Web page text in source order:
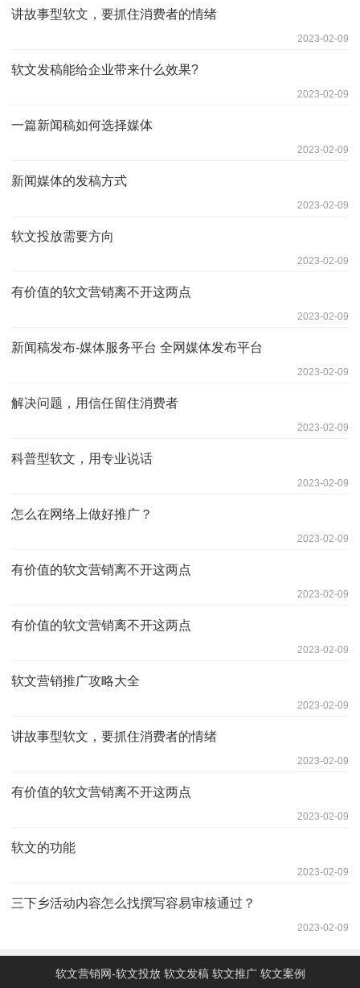
讲故事型软文，要抓住消费者的情绪
2023-02-09
软文发稿能给企业带来什么效果?
2023-02-09
一篇新闻稿如何选择媒体
2023-02-09
新闻媒体的发稿方式
2023-02-09
软文投放需要方向
2023-02-09
有价值的软文营销离不开这两点
2023-02-09
新闻稿发布-媒体服务平台 全网媒体发布平台
2023-02-09
解决问题，用信任留住消费者
2023-02-09
科普型软文，用专业说话
2023-02-09
怎么在网络上做好推广？
2023-02-09
有价值的软文营销离不开这两点
2023-02-09
有价值的软文营销离不开这两点
2023-02-09
软文营销推广攻略大全
2023-02-09
讲故事型软文，要抓住消费者的情绪
2023-02-09
有价值的软文营销离不开这两点
2023-02-09
软文的功能
2023-02-09
三下乡活动内容怎么找撰写容易审核通过？
2023-02-09
软文营销网-软文投放 软文发稿 软文推广 软文案例